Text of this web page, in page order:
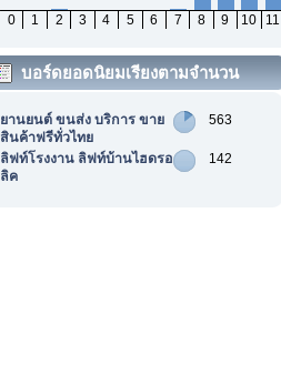
0 1 2 3 4 5 6 7 8 9 10 11
บอร์ดยอดนิยมเรียงตามจำนวน
ยานยนต์ ขนส่ง บริการ ขาย
สินค้าฟรีทั่วไทย
563
ลิฟท์โรงงาน ลิฟท์บ้านไฮดรอ
ลิค
142